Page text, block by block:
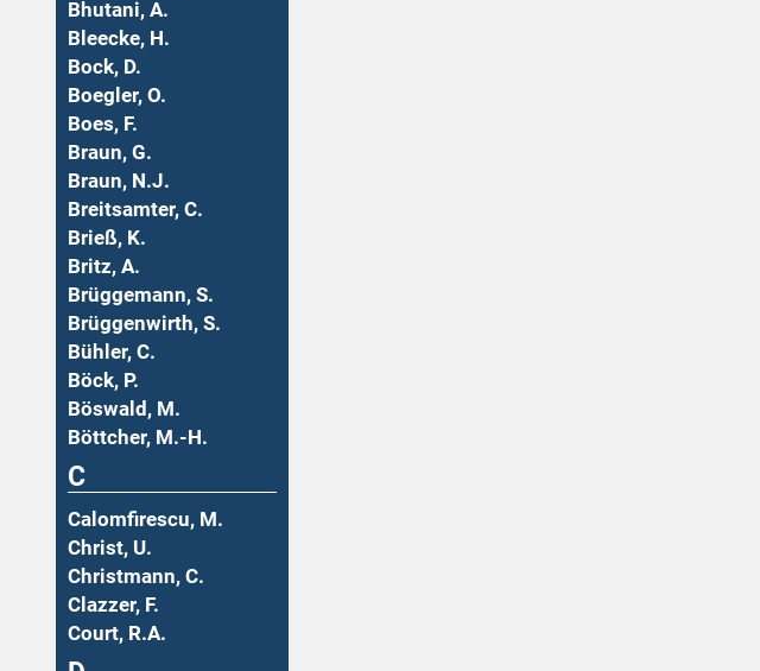
Bhutani, A.
Bleecke, H.
Bock, D.
Boegler, O.
Boes, F.
Braun, G.
Braun, N.J.
Breitsamter, C.
Brieß, K.
Britz, A.
Brüggemann, S.
Brüggenwirth, S.
Bühler, C.
Böck, P.
Böswald, M.
Böttcher, M.-H.
C
Calomfirescu, M.
Christ, U.
Christmann, C.
Clazzer, F.
Court, R.A.